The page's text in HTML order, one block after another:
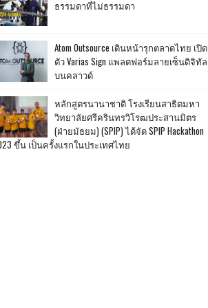
ธรรมดาที่ไม่ธรรมดา
Atom Outsource เดินหน้ารุกตลาดไทย เปิด
ตัว Varias Sign แพลตฟอร์มลายเซ็นดิจิทัล
บนคลาวด์
หลักสูตรนานาชาติ โรงเรียนสาธิตมหา
วิทยาลัยศรีครินทรวิโรฒประสานมิตร
(ฝ่ายมัธยม) (SPIP) ได้จัด SPIP Hackathon
ขึ้น เป็นครั้งแรกในประเทศไทย